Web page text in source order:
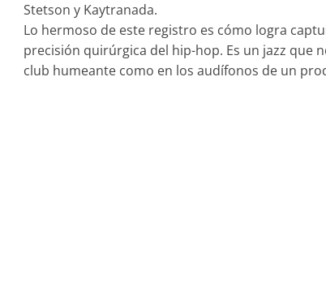
Stetson y Kaytranada.
Lo hermoso de este registro es cómo logra
precisión quirúrgica del hip-hop. Es un jazz que
club humeante como en los audífonos de un